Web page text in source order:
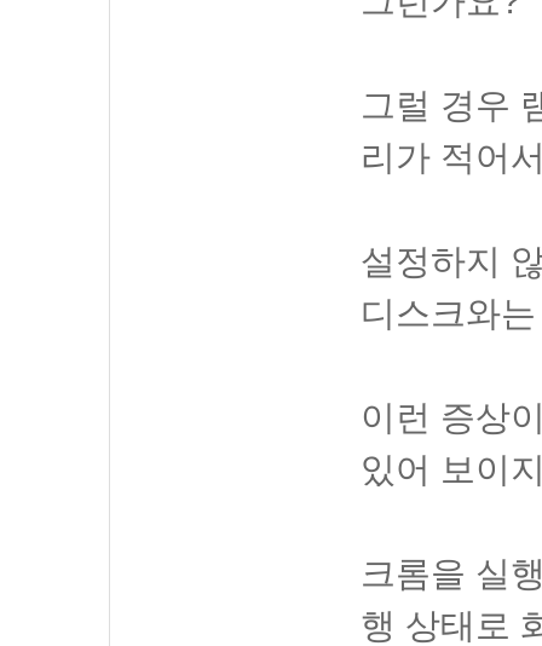
그럴 경우
리가 적어
설정하지
디스크와
이런 증상
있어 보이
크롬을 실
행 상태로